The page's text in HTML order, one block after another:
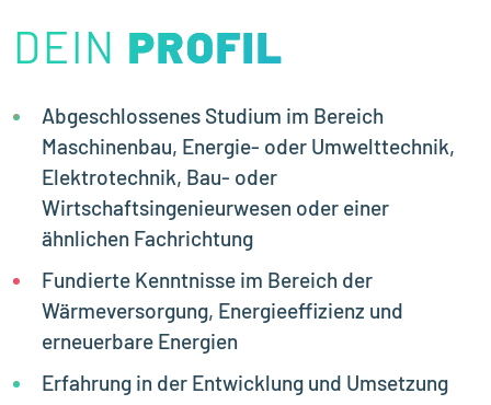
PROFIL
DEIN PROFIL
Abgeschlossenes Studium im Bereich
Maschinenbau, Energie- oder Umwelttechnik,
Elektrotechnik, Bau- oder
Wirtschaftsingenieurwesen oder einer
ähnlichen Fachrichtung
Fundierte Kenntnisse im Bereich der
Wärmeversorgung, Energieeffizienz und
erneuerbare Energien
Erfahrung in der Entwicklung und Umsetzung